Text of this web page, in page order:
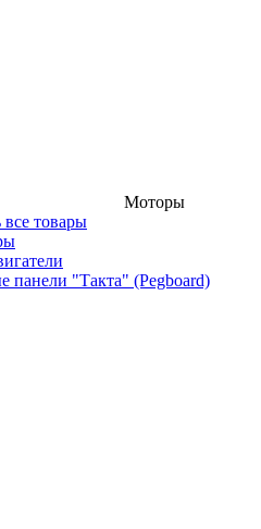
Моторы
товары
панели "Такта" (Pegboard)